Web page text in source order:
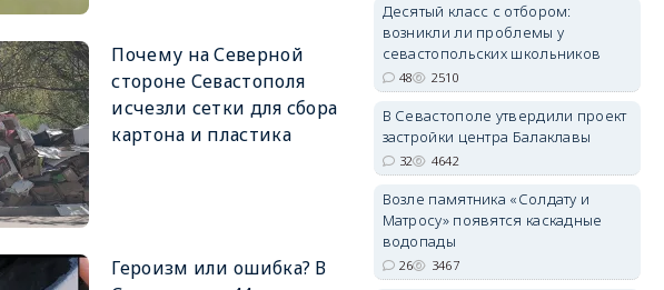
Почему на Северной
стороне Севастополя
исчезли сетки для сбора
картона и пластика
Героизм или ошибка? В
Десятый класс с отбором:
возникли ли проблемы у
севастопольских школьников
48 2510
В Севастополе утвердили проект
застройки центра Балаклавы
32 4642
Возле памятника «Солдату и
Матросу» появятся каскадные
водопады
26 3467